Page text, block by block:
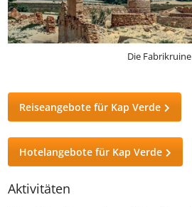
Die Fabrikruine
Reiseangebote für Kap Verde
Hotelangebote für Kap Verde
Aktivitäten